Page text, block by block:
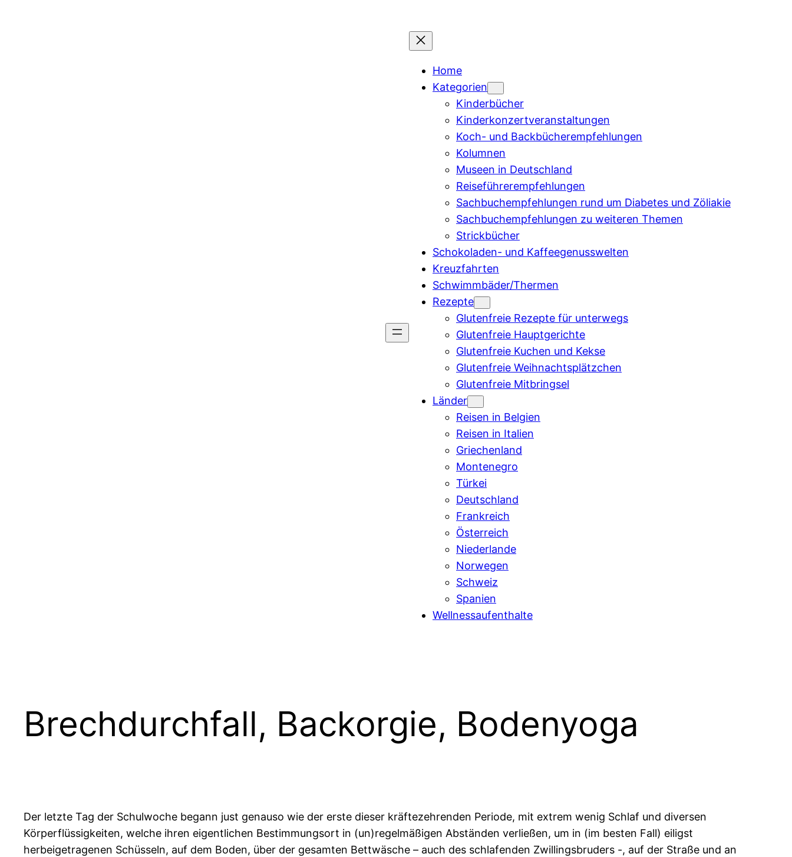
Home
Kategorien
Kinderbücher
Kinderkonzertveranstaltungen
Koch- und Backbücherempfehlungen
Kolumnen
Museen in Deutschland
Reiseführerempfehlungen
Sachbuchempfehlungen rund um Diabetes und Zöliakie
Sachbuchempfehlungen zu weiteren Themen
Strickbücher
Schokoladen- und Kaffeegenusswelten
Kreuzfahrten
Schwimmbäder/Thermen
Rezepte
Glutenfreie Rezepte für unterwegs
Glutenfreie Hauptgerichte
Glutenfreie Kuchen und Kekse
Glutenfreie Weihnachtsplätzchen
Glutenfreie Mitbringsel
Länder
Reisen in Belgien
Reisen in Italien
Griechenland
Montenegro
Türkei
Deutschland
Frankreich
Österreich
Niederlande
Norwegen
Schweiz
Spanien
Wellnessaufenthalte
Brechdurchfall, Backorgie, Bodenyoga
Der letzte Tag der Schulwoche begann just genauso wie der erste dieser kräftezehrenden Periode, mit extrem wenig Schlaf und diversen
Körperflüssigkeiten, welche ihren eigentlichen Bestimmungsort in (un)regelmäßigen Abständen verließen, um in (im besten Fall) eiligst
herbeigetragenen Schüsseln, auf dem Boden, über der gesamten Bettwäsche – auch des schlafenden Zwillingsbruders -, auf der Straße und an